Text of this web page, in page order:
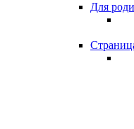
Для